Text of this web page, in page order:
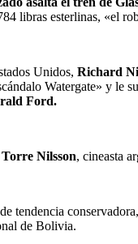
libras esterlinas, «el
Unidos, Richard
Watergate» y le
Ford.
Nilsson, cineasta
tendencia
de Bolivia.